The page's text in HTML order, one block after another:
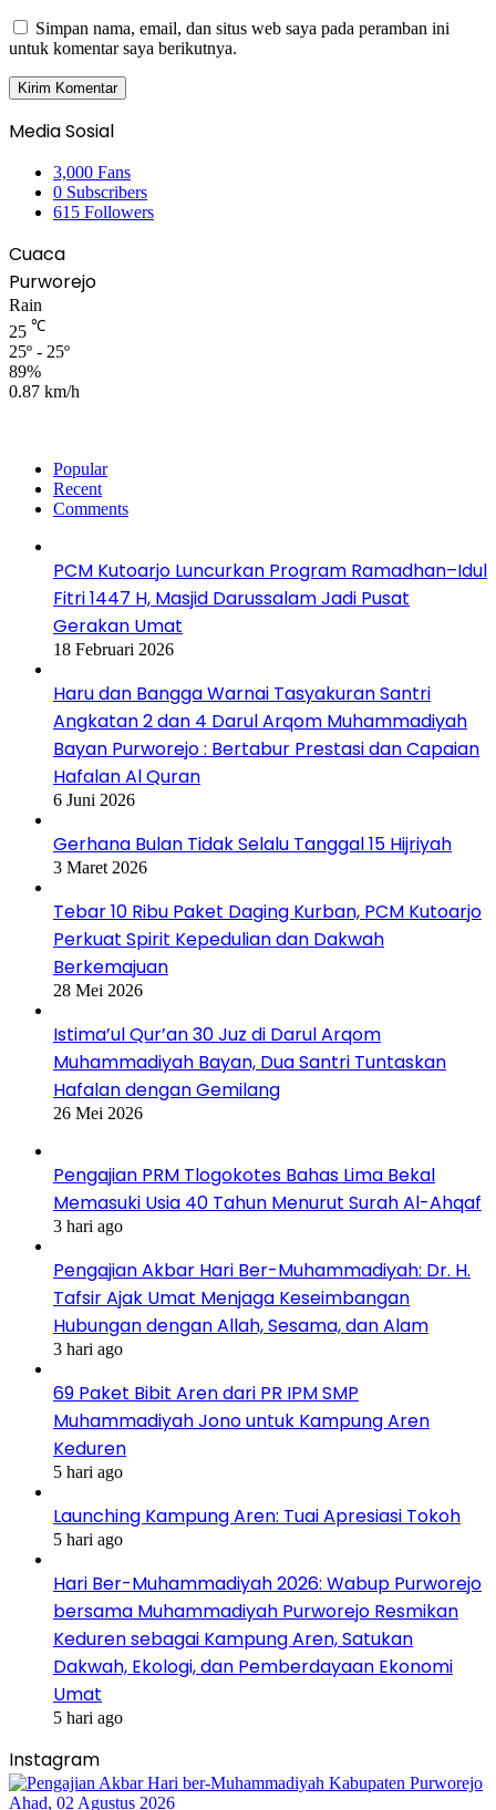
Simpan nama, email, dan situs web saya pada peramban ini
untuk komentar saya berikutnya.
Media Sosial
3,000 Fans
0 Subscribers
615 Followers
Cuaca
Purworejo
Rain
25 ℃
25º - 25º
89%
0.87 km/h
Popular
Recent
Comments
PCM Kutoarjo Luncurkan Program Ramadhan–Idul
Fitri 1447 H, Masjid Darussalam Jadi Pusat
Gerakan Umat
18 Februari 2026
Haru dan Bangga Warnai Tasyakuran Santri
Angkatan 2 dan 4 Darul Arqom Muhammadiyah
Bayan Purworejo : Bertabur Prestasi dan Capaian
Hafalan Al Quran
6 Juni 2026
Gerhana Bulan Tidak Selalu Tanggal 15 Hijriyah
3 Maret 2026
Tebar 10 Ribu Paket Daging Kurban, PCM Kutoarjo
Perkuat Spirit Kepedulian dan Dakwah
Berkemajuan
28 Mei 2026
Istima’ul Qur’an 30 Juz di Darul Arqom
Muhammadiyah Bayan, Dua Santri Tuntaskan
Hafalan dengan Gemilang
26 Mei 2026
Pengajian PRM Tlogokotes Bahas Lima Bekal
Memasuki Usia 40 Tahun Menurut Surah Al-Ahqaf
3 hari ago
Pengajian Akbar Hari Ber-Muhammadiyah: Dr. H.
Tafsir Ajak Umat Menjaga Keseimbangan
Hubungan dengan Allah, Sesama, dan Alam
3 hari ago
69 Paket Bibit Aren dari PR IPM SMP
Muhammadiyah Jono untuk Kampung Aren
Keduren
5 hari ago
Launching Kampung Aren: Tuai Apresiasi Tokoh
5 hari ago
Hari Ber-Muhammadiyah 2026: Wabup Purworejo
bersama Muhammadiyah Purworejo Resmikan
Keduren sebagai Kampung Aren, Satukan
Dakwah, Ekologi, dan Pemberdayaan Ekonomi
Umat
5 hari ago
Instagram